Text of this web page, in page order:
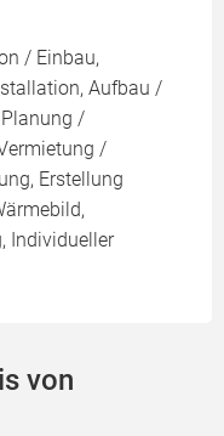
/ Einbau,
Aufbau /
/
/
Erstellung
Individueller
von